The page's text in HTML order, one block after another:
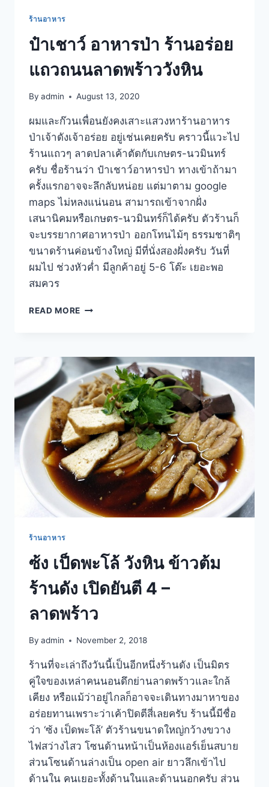
ร้านอาหาร
ป๋าเชาว์ อาหารป่า ร้านอร่อย
แถวถนนลาดพร้าววังหิน
By admin August 13, 2020
ผมและก๊วนเพื่อนยังคงเสาะแสวงหาร้านอาหาร
ป่าเจ้าดังเจ้าอร่อย อยู่เช่นเคยครับ คราวนี้แวะไป
ร้านแถวๆ ลาดปลาเค้าตัดกับเกษตร-นวมินทร์
ครับ ชื่อร้านว่า ป๋าเชาว์อาหารป่า ทางเข้าถ้ามา
ครั้งแรกอาจจะลึกลับหน่อย แต่มาตาม google
maps ไม่หลงแน่นอน สามารถเข้าจากฝั่ง
เสนานิคมหรือเกษตร-นวมินทร์ก็ได้ครับ ตัวร้านก็
จะบรรยากาศอาหารป่า ออกโทนไม้ๆ ธรรมชาติๆ
ขนาดร้านค่อนข้างใหญ่ มีที่นั่งสองฝั่งครับ วันที่
ผมไป ช่วงหัวค่ำ มีลูกค้าอยู่ 5-6 โต๊ะ เยอะพอ
สมควร
READ MORE ป๋า
ร้าน
อร่อย
แถว
ถนน
ลาดพร้าว
วัง
หิน
ร้านอาหาร
ซ้ง เป็ดพะโล้ วังหิน ข้าวต้ม
ร้านดัง เปิดยันตี 4 –
ลาดพร้าว
By admin November 2, 2018
ร้านที่จะเล่าถึงวันนี้เป็นอีกหนึ่งร้านดัง เป็นมิตร
คู่ใจของเหล่าคนนอนดึกย่านลาดพร้าวและใกล้
เคียง หรือแม้ว่าอยู่ไกลก็อาจจะเดินทางมาหาของ
อร่อยทานเพราะว่าเค้าปิดตีสี่เลยครับ ร้านนี้มีชื่อ
ว่า ‘ซ้ง เป็ดพะโล้’ ตัวร้านขนาดใหญ่กว้างขวาง
ไฟสว่างไสว โซนด้านหน้าเป็นห้องแอร์เย็นสบาย
ส่วนโซนด้านล่างเป็น open air ยาวลึกเข้าไป
ด้านใน คนเยอะทั้งด้านในและด้านนอกครับ ส่วน